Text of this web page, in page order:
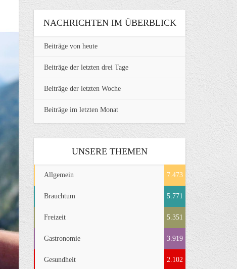
NACHRICHTEN IM ÜBERBLICK
Beiträge von heute
Beiträge der letzten drei Tage
Beiträge der letzten Woche
Beiträge im letzten Monat
UNSERE THEMEN
Allgemein 7.473
Brauchtum 5.771
Freizeit 5.351
Gastronomie 3.919
Gesundheit 2.102